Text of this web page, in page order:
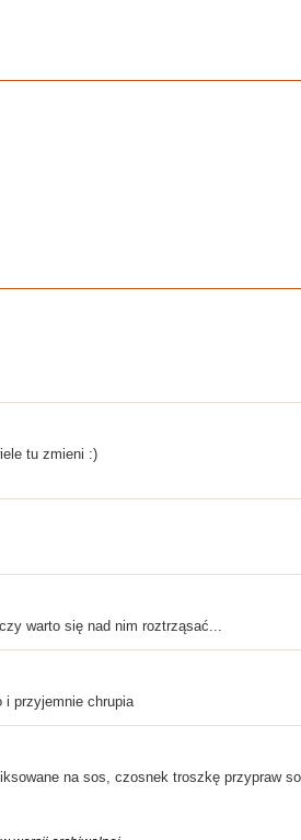
tu zmieni :)
warto się nad nim roztrząsać...
i przyjemnie chrupia
na sos, czosnek troszkę przypraw